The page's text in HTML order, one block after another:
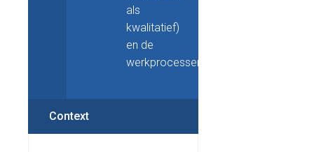
als
kwalitatief)
en de
werkprocessen.
Context